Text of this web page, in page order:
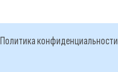
Политика конфиденциальности